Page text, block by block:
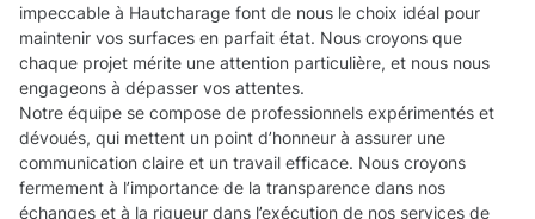
impeccable à Hautcharage font de nous le choix idéal pour
maintenir vos surfaces en parfait état. Nous croyons que
chaque projet mérite une attention particulière, et nous nous
engageons à dépasser vos attentes.
Notre équipe se compose de professionnels expérimentés et
dévoués, qui mettent un point d’honneur à assurer une
communication claire et un travail efficace. Nous croyons
fermement à l’importance de la transparence dans nos
échanges et à la rigueur dans l’exécution de nos services de